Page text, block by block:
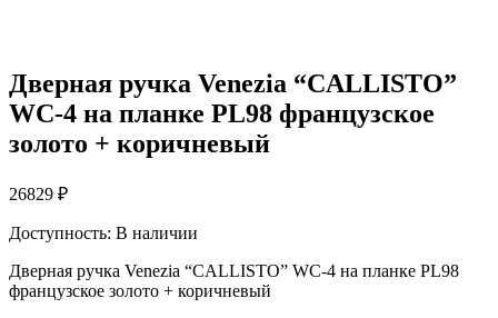
Дверная ручка Venezia “CALLISTO”
WC-4 на планке PL98 французское
золото + коричневый
26829 ₽
Доступность: В наличии
Дверная ручка Venezia “CALLISTO” WC-4 на планке PL98
французское золото + коричневый